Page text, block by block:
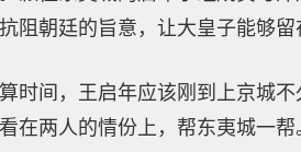
阻朝廷的旨意，让大皇子能够留
时间，王启年应该刚到上京城
在两人的情份上，帮东夷城一帮